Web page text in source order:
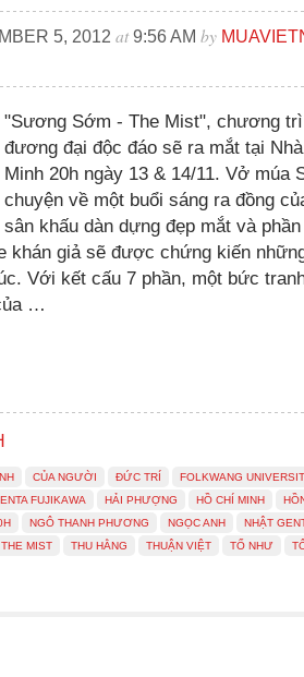
5, 2012 at9:56 AM by
"Sương Sớm - The Mist", chương
đương đại độc đáo sẽ ra mắt tại
Minh 20h ngày 13 & 14/11. Vở múa
chuyện về một buổi sáng ra đồng
sân khấu dàn dựng đẹp mắt và
khán giả sẽ được chứng kiến
Với kết cấu 7 phần, một bức
…
CỦA NGƯỜI ĐỨC TRÍ
FOLKWANG
FUJIKAWA HẢI PHƯỢNG HỒ CHÍ MINH
NGÔ THANH PHƯƠNG NGỌC ANH
NHẬT
THE MIST THU HẰNG THUẬN VIỆT TỐ NHƯ